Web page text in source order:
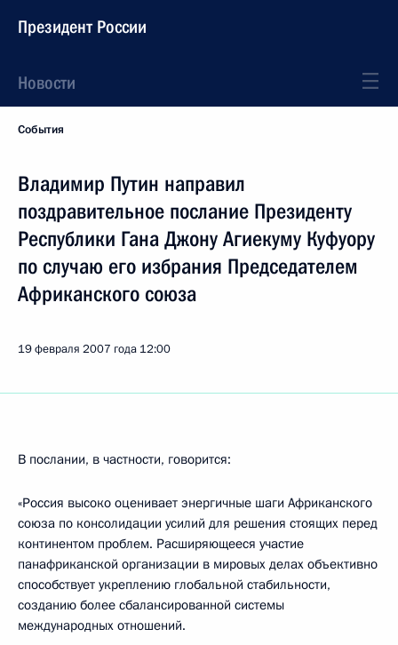
Президент России
Новости
События
Владимир Путин направил
поздравительное послание Президенту
Республики Гана Джону Агиекуму Куфуору
по случаю его избрания Председателем
Африканского союза
19 февраля 2007 года 12:00
В послании, в частности, говорится:
«Россия высоко оценивает энергичные шаги Африканского
союза по консолидации усилий для решения стоящих перед
континентом проблем. Расширяющееся участие
панафриканской организации в мировых делах объективно
способствует укреплению глобальной стабильности,
созданию более сбалансированной системы
международных отношений.